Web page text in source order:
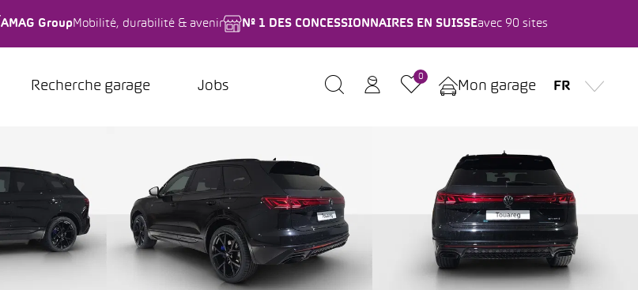
AMAG Group Mobilité, durabilité & avenir Nº 1 DES CONCESSIONNAIRES EN SUISSEavec 90 sites
Recherche garage Jobs
0
Mon garage FR